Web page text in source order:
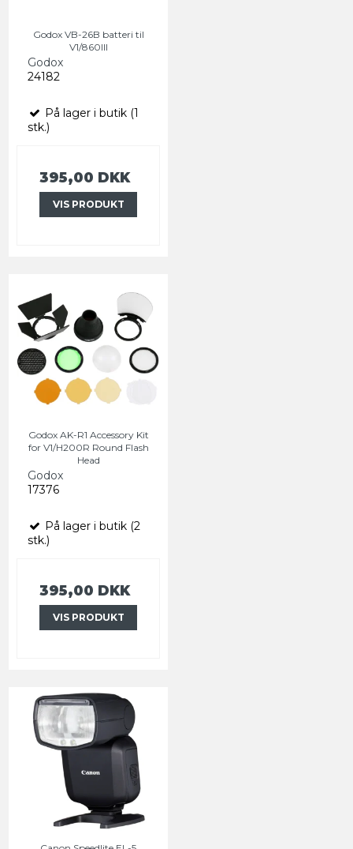
Godox VB-26B batteri til
V1/860III
Godox
24182
På lager i butik (1
stk.)
395,00 DKK
VIS PRODUKT
Godox AK-R1 Accessory Kit
for V1/H200R Round Flash
Head
Godox
17376
På lager i butik (2
stk.)
395,00 DKK
VIS PRODUKT